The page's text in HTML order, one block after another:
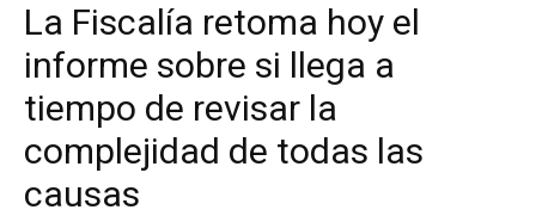
La Fiscalía retoma hoy el
informe sobre si llega a
tiempo de revisar la
complejidad de todas las
causas